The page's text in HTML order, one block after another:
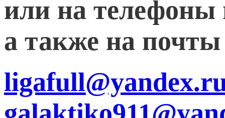
или на телефоны
а также на почты